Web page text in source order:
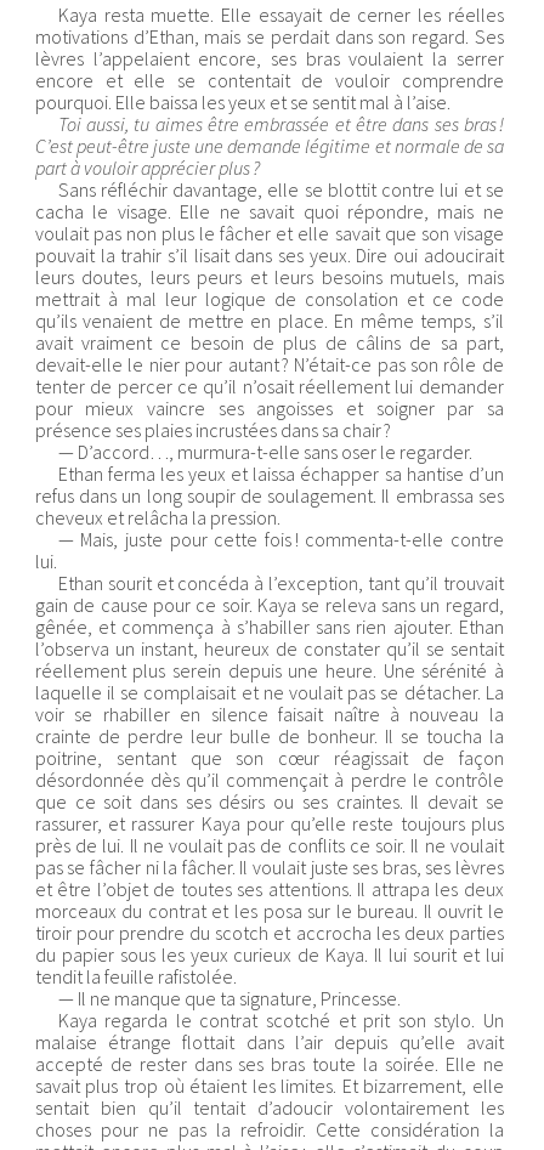
Kaya resta muette. Elle essayait de cerner les réelles
motivations d’Ethan, mais se perdait dans son regard. Ses
lèvres l’appelaient encore, ses bras voulaient la serrer
encore et elle se contentait de vouloir comprendre
pourquoi. Elle baissa les yeux et se sentit mal à l’aise.
Toi aussi, tu aimes être embrassée et être dans ses bras !
C’est peut-être juste une demande légitime et normale de sa
part à vouloir apprécier plus ?
Sans réfléchir davantage, elle se blottit contre lui et se
cacha le visage. Elle ne savait quoi répondre, mais ne
voulait pas non plus le fâcher et elle savait que son visage
pouvait la trahir s’il lisait dans ses yeux. Dire oui adoucirait
leurs doutes, leurs peurs et leurs besoins mutuels, mais
mettrait à mal leur logique de consolation et ce code
qu’ils venaient de mettre en place. En même temps, s’il
avait vraiment ce besoin de plus de câlins de sa part,
devait-elle le nier pour autant ? N’était-ce pas son rôle de
tenter de percer ce qu’il n’osait réellement lui demander
pour mieux vaincre ses angoisses et soigner par sa
présence ses plaies incrustées dans sa chair ?
— D’accord…, murmura-t-elle sans oser le regarder.
Ethan ferma les yeux et laissa échapper sa hantise d’un
refus dans un long soupir de soulagement. Il embrassa ses
cheveux et relâcha la pression.
— Mais, juste pour cette fois ! commenta-t-elle contre
lui.
Ethan sourit et concéda à l’exception, tant qu’il trouvait
gain de cause pour ce soir. Kaya se releva sans un regard,
gênée, et commença à s’habiller sans rien ajouter. Ethan
l’observa un instant, heureux de constater qu’il se sentait
réellement plus serein depuis une heure. Une sérénité à
laquelle il se complaisait et ne voulait pas se détacher. La
voir se rhabiller en silence faisait naître à nouveau la
crainte de perdre leur bulle de bonheur. Il se toucha la
poitrine, sentant que son cœur réagissait de façon
désordonnée dès qu’il commençait à perdre le contrôle
que ce soit dans ses désirs ou ses craintes. Il devait se
rassurer, et rassurer Kaya pour qu’elle reste toujours plus
près de lui. Il ne voulait pas de conflits ce soir. Il ne voulait
pas se fâcher ni la fâcher. Il voulait juste ses bras, ses lèvres
et être l’objet de toutes ses attentions. Il attrapa les deux
morceaux du contrat et les posa sur le bureau. Il ouvrit le
tiroir pour prendre du scotch et accrocha les deux parties
du papier sous les yeux curieux de Kaya. Il lui sourit et lui
tendit la feuille rafistolée.
— Il ne manque que ta signature, Princesse.
Kaya regarda le contrat scotché et prit son stylo. Un
malaise étrange flottait dans l’air depuis qu’elle avait
accepté de rester dans ses bras toute la soirée. Elle ne
savait plus trop où étaient les limites. Et bizarrement, elle
sentait bien qu’il tentait d’adoucir volontairement les
choses pour ne pas la refroidir. Cette considération la